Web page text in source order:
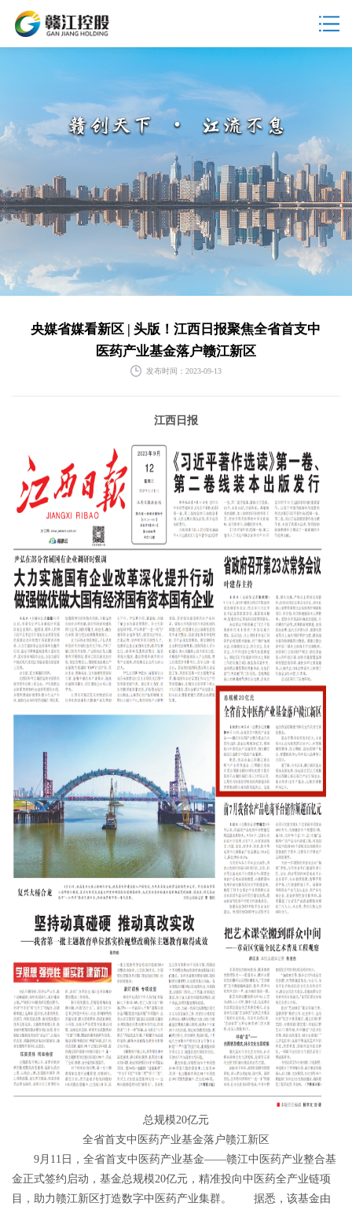
央媒省媒看新区 | 头版！江西日报聚焦全省首支中
医药产业基金落户赣江新区
发布时间：2023-09-13
江西日报
总规模20亿元
全省首支中医药产业基金落户赣江新区
9月11日，全省首支中医药产业基金——赣江中医药产业整合基
金正式签约启动，基金总规模20亿元，精准投向中医药全产业链项
目，助力赣江新区打造数字中医药产业集群。 据悉，该基金由